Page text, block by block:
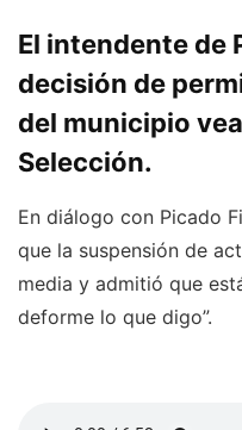
El intendente de
decisión de
del municipio
Selección.
En diálogo con Picado
que la suspensión de
media y admitió que
deforme lo que digo”.